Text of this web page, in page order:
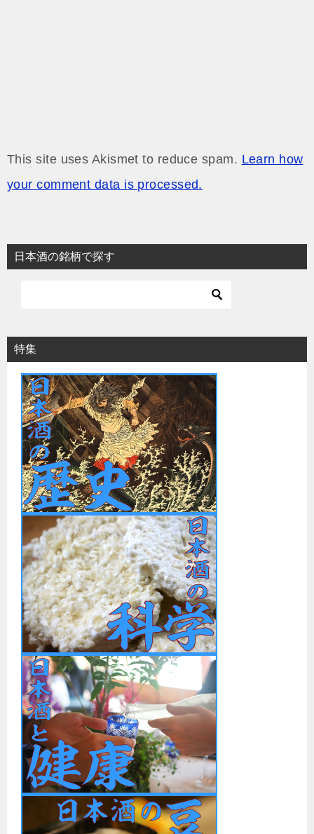
This site uses Akismet to reduce spam. Learn how
your comment data is processed.
日本酒の銘柄で探す
特集